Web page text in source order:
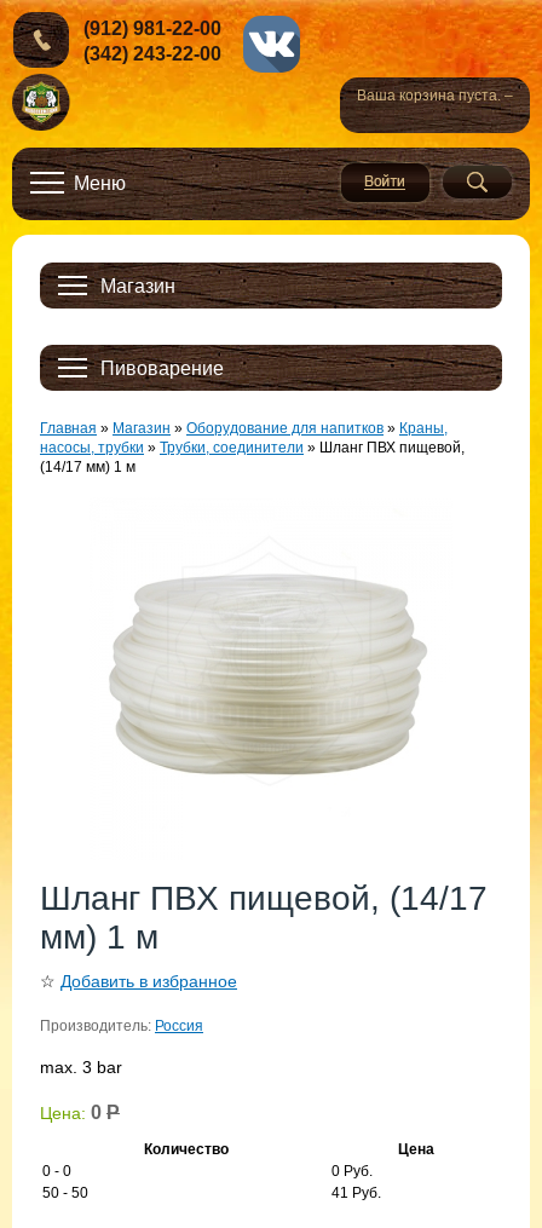
Ваша корзина пуста. –
(912) 981-22-00
(342) 243-22-00
Меню
Магазин
Пивоварение
Главная » Магазин » Оборудование для напитков » Краны,
насосы, трубки » Трубки, соединители » Шланг ПВХ пищевой,
(14/17 мм) 1 м
Шланг ПВХ пищевой, (14/17
мм) 1 м
☆ Добавить в избранное
Производитель: Россия
max. 3 bar
Цена: 0 Р
Количество
Цена
0 - 0
0 Руб.
50 - 50
41 Руб.